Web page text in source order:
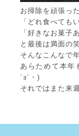
お掃除を頑張っ
「どれ食べても
「好きなお菓子
と最後は満面の
そんなこんなで
あらためて本年
´з`・)
それではまた来